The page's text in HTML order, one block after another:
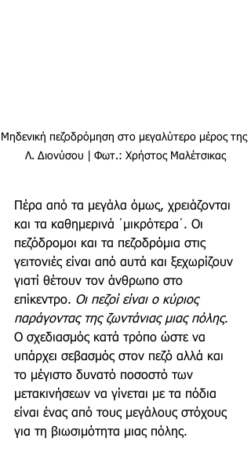
Μηδενική πεζοδρόμηση στο μεγαλύτερο μέρος της
Λ. Διονύσου | Φωτ.: Χρήστος Μαλέτσικας
Πέρα από τα μεγάλα όμως, χρειάζονται
και τα καθημερινά ᾽μικρότερα᾽. Οι
πεζόδρομοι και τα πεζοδρόμια στις
γειτονιές είναι από αυτά και ξεχωρίζουν
γιατί θέτουν τον άνθρωπο στο
επίκεντρο. Οι πεζοί είναι ο κύριος
παράγοντας της ζωντάνιας μιας πόλης.
Ο σχεδιασμός κατά τρόπο ώστε να
υπάρχει σεβασμός στον πεζό αλλά και
το μέγιστο δυνατό ποσοστό των
μετακινήσεων να γίνεται με τα πόδια
είναι ένας από τους μεγάλους στόχους
για τη βιωσιμότητα μιας πόλης.